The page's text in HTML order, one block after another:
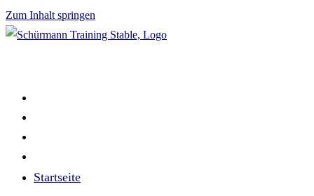
Zum Inhalt springen
Startseite